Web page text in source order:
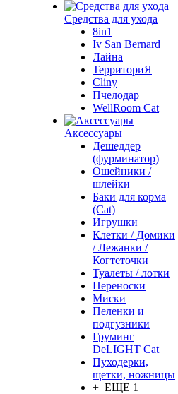
Средства для ухода
8in1
Iv San Bernard
Лайна
ТерриториЯ
Cliny
Пчелодар
WellRoom Cat
Аксессуары
Дешеддер
(фурминатор)
Ошейники /
шлейки
Баки для корма
(Cat)
Игрушки
Клетки / Домики
/ Лежанки /
Когтеточки
Туалеты / лотки
Переноски
Миски
Пеленки и
подгузники
Груминг
DeLIGHT Cat
Пуходерки,
щетки, ножницы
+ ЕЩЕ 1